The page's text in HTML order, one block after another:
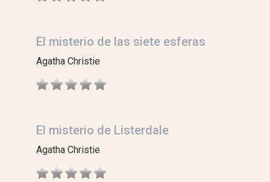
El misterio de las siete esferas
Agatha Christie
El misterio de Listerdale
Agatha Christie